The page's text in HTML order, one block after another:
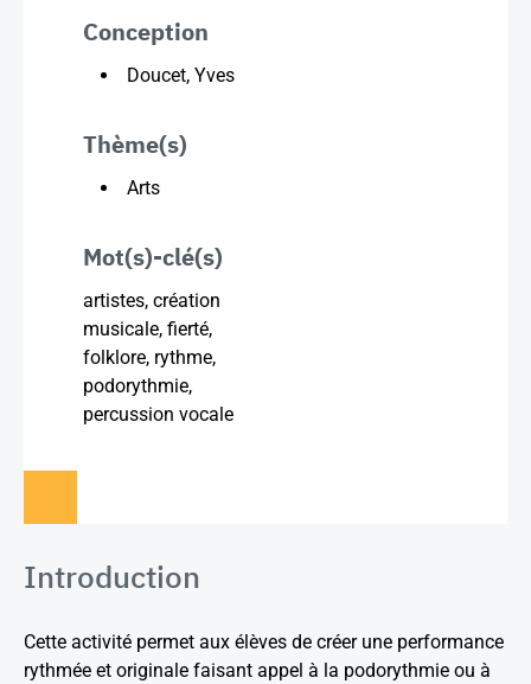
Conception
Doucet, Yves
Thème(s)
Arts
Mot(s)-clé(s)
artistes, création
musicale, fierté,
folklore, rythme,
podorythmie,
percussion vocale
Introduction
Cette activité permet aux élèves de créer une performance
rythmée et originale faisant appel à la podorythmie ou à